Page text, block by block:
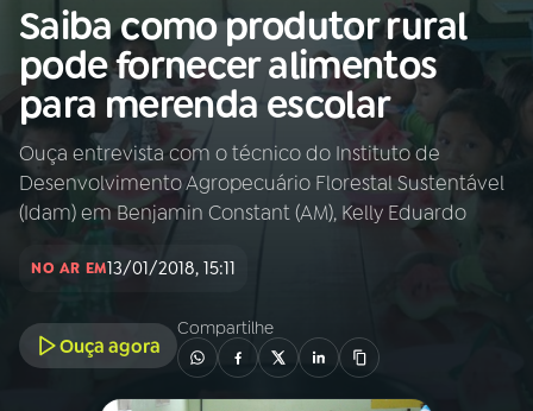
Buscar
na
Rádio
Nacional
Buscar
AO VIVO
Saiba como produtor rural
pode fornecer alimentos
para merenda escolar
Ouça entrevista com o técnico do Instituto de
Desenvolvimento Agropecuário Florestal Sustentável
(Idam) em Benjamin Constant (AM), Kelly Eduardo
NO AR EM13/01/2018, 15:11
Ouça agora
Compartilhe